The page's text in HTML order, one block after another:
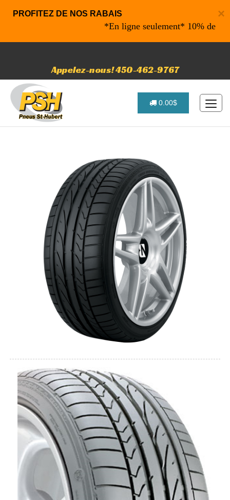
×
PROFITEZ DE NOS RABAIS
*En ligne seulement* 10% de rabais
Appelez-nous! 450-462-9767
0.00$